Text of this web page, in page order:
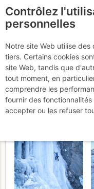
La
versant N
29 janvier 2017
Contrôlez
personnelles
Notre site Web utilise
tiers. Certains cookies
site Web, tandis que
tout moment, en
comprendre les
fournir des
accepter ou les refuser